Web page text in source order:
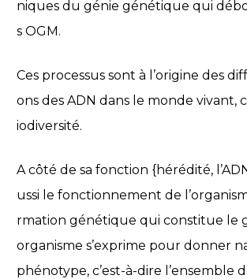
niques du génie génétique qui
s OGM.
Ces processus sont à l’origine des
ons des ADN dans le monde vivant,
iodiversité.
A côté de sa fonction {hérédité,
ussi le fonctionnement de
rmation génétique qui constitue le
organisme s’exprime pour donner
phénotype, c’est-à-dire l’ensemble